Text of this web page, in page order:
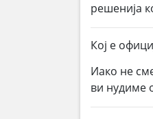
решенија
Кој е
Иако не
ви нудиме